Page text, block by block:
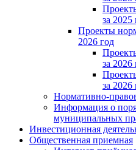
за 2025
Проекты
2026 год
за 2026
за 2026
Нормативно-
Информация о
муниципальных
Инвестиционная
Общественная приемная